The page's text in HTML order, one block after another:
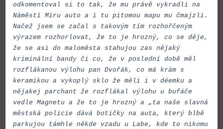
odkomentoval si to tak, že mu právě vykradli na
Náměstí Míru auto a i tu pitomou mapu mu čmajzli.
Načež jsem se začal s takovým tím rozhořčeným
výrazem rozhorlovat, že to je hrozný, co se děje,
že se asi do maloměsta stahujou zas nějaký
kriminální bandy či co, že v poslední době měl
rozflákanou výlohu pan Dvořák, co má krám s
keramikou a vykoplý sklo že měli i v déemku a
nějakej parchant že rozflákal výlohu u bufáče
vedle Magnetu a že to je hrozný a „ta naše slavná
městská policie dává botičky na auta, který blbě
parkujou támhle někde vzadu u Labe, kde to nikomu